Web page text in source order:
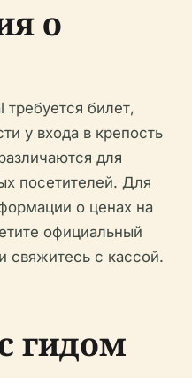
о
билет,
у входа в крепость
для
посетителей. Для
о ценах на
официальный
свяжитесь с кассой.
гидом